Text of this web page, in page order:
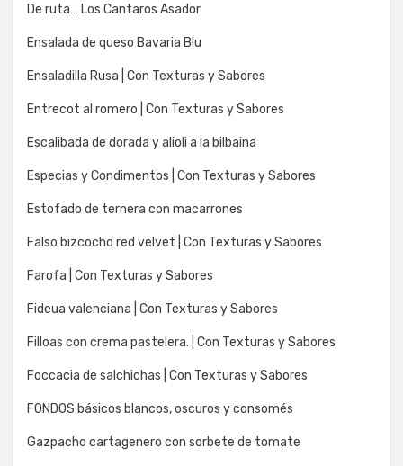
De ruta… Los Cantaros Asador
Ensalada de queso Bavaria Blu
Ensaladilla Rusa | Con Texturas y Sabores
Entrecot al romero | Con Texturas y Sabores
Escalibada de dorada y alioli a la bilbaina
Especias y Condimentos | Con Texturas y Sabores
Estofado de ternera con macarrones
Falso bizcocho red velvet | Con Texturas y Sabores
Farofa | Con Texturas y Sabores
Fideua valenciana | Con Texturas y Sabores
Filloas con crema pastelera. | Con Texturas y Sabores
Foccacia de salchichas | Con Texturas y Sabores
FONDOS básicos blancos, oscuros y consomés
Gazpacho cartagenero con sorbete de tomate